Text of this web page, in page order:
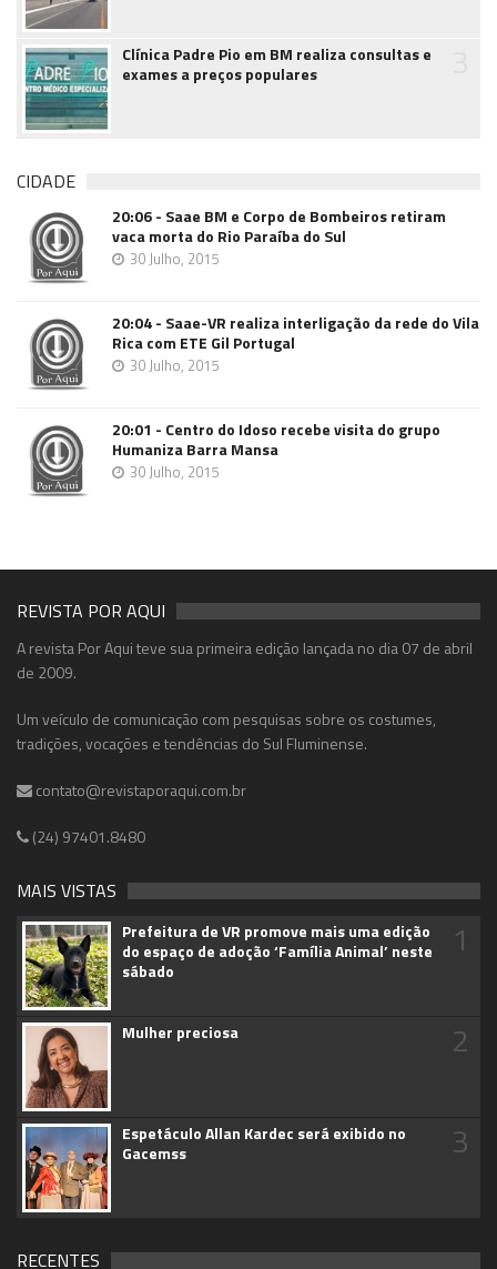
Clínica Padre Pio em BM realiza consultas e
exames a preços populares
CIDADE
20:06 - Saae BM e Corpo de Bombeiros retiram
vaca morta do Rio Paraíba do Sul
30 Julho, 2015
20:04 - Saae-VR realiza interligação da rede do Vila
Rica com ETE Gil Portugal
30 Julho, 2015
20:01 - Centro do Idoso recebe visita do grupo
Humaniza Barra Mansa
30 Julho, 2015
REVISTA POR AQUI
A revista Por Aqui teve sua primeira edição lançada no dia 07 de abril
de 2009.
Um veículo de comunicação com pesquisas sobre os costumes,
tradições, vocações e tendências do Sul Fluminense.
contato@revistaporaqui.com.br
(24) 97401.8480
MAIS VISTAS
Prefeitura de VR promove mais uma edição
do espaço de adoção ‘Família Animal’ neste
sábado
1
Mulher preciosa 2
Espetáculo Allan Kardec será exibido no
Gacemss
3
RECENTES